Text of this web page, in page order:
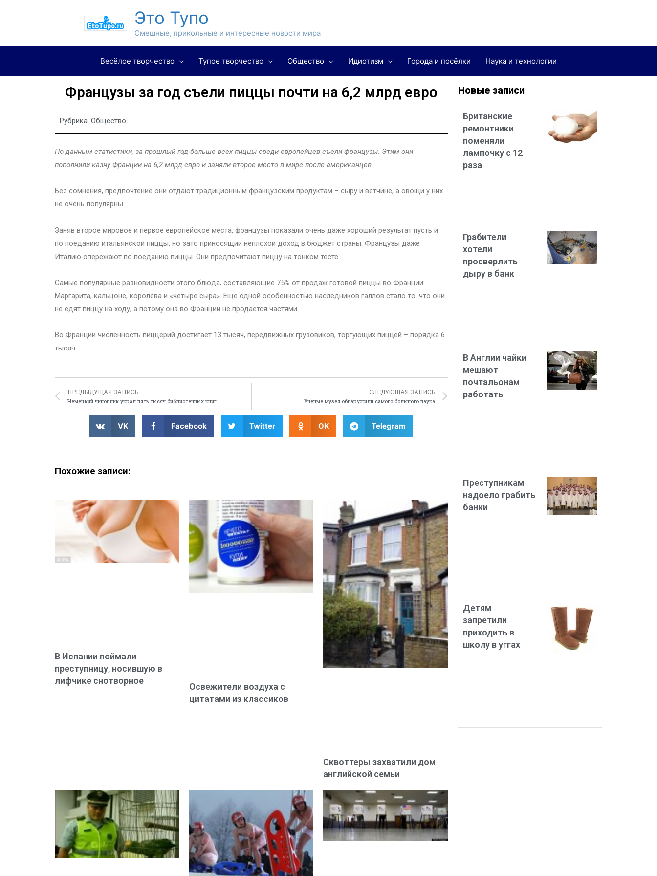
Это Тупо
Смешные, прикольные и интересные новости мира
Весёлое творчество Тупое творчество Общество Идиотизм Города и посёлки Наука и технологии
Французы за год съели пиццы почти на 6,2 млрд евро
Рубрика: Общество
По данным статистики, за прошлый год больше всех пиццы среди европейцев съели французы. Этим они
пополнили казну Франции на 6,2 млрд евро и заняли второе место в мире после американцев.
Без сомнения, предпочтение они отдают традиционным французским продуктам – сыру и ветчине, а овощи у них
не очень популярны.
Заняв второе мировое и первое европейское места, французы показали очень даже хороший результат пусть и
по поеданию итальянской пиццы, но зато приносящий неплохой доход в бюджет страны. Французы даже
Италию опережают по поеданию пиццы. Они предпочитают пиццу на тонком тесте.
Самые популярные разновидности этого блюда, составляющие 75% от продаж готовой пиццы во Франции:
Маргарита, кальцоне, королева и «четыре сыра». Еще одной особенностью наследников галлов стало то, что они
не едят пиццу на ходу, а потому она во Франции не продается частями.
Во Франции численность пиццерий достигает 13 тысяч, передвижных грузовиков, торгующих пиццей – порядка 6
тысяч.
ПРЕДЫДУЩАЯ ЗАПИСЬ
Немецкий чиновник украл пять тысяч библиотечных книг
СЛЕДУЮЩАЯ ЗАПИСЬ
Ученые музея обнаружили самого большого паука
VK Facebook Twitter OK Telegram
Похожие записи:
В Испании поймали
преступницу, носившую в
лифчике снотворное
Освежители воздуха с
цитатами из классиков
Сквоттеры захватили дом
английской семьи
Новые записи
Британские
ремонтники
поменяли
лампочку с 12
раза
Грабители
хотели
просверлить
дыру в банк
В Англии чайки
мешают
почтальонам
работать
Преступникам
надоело грабить
банки
Детям
запретили
приходить в
школу в уггах